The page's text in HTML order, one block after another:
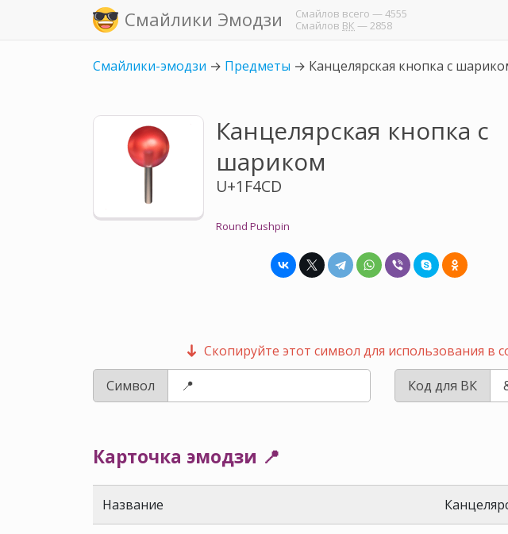
Смайлики Эмодзи Смайлов всего — 4555
Смайлов ВК — 2858
Смайлики-эмодзи → Предметы → Канцелярская кнопка с
Канцелярская кнопка с
шариком
U+1F4CD
Round Pushpin
Скопируйте этот символ для использования в
Символ
Код для ВК
Карточка эмодзи 📍
Название